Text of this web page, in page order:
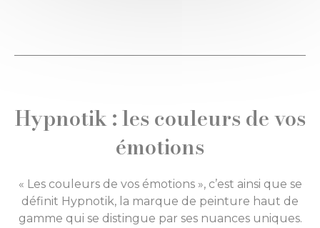
Hypnotik : les couleurs de vos
émotions
« Les couleurs de vos émotions », c’est ainsi que se
définit Hypnotik, la marque de peinture haut de
gamme qui se distingue par ses nuances uniques.